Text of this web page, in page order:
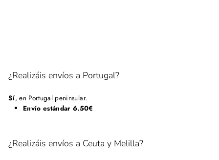
¿Realizáis envíos a Portugal?
Sí, en Portugal peninsular.
Envío estándar 6.50€
¿Realizáis envíos a Ceuta y Melilla?